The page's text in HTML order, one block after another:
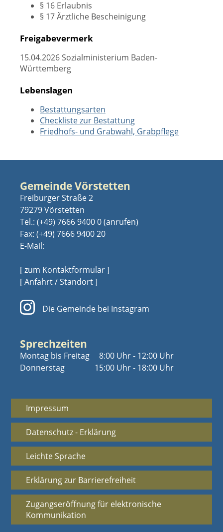
§ 16 Erlaubnis
§ 17 Ärztliche Bescheinigung
Freigabevermerk
15.04.2026 Sozialministerium Baden-
Württemberg
Lebenslagen
Bestattungsarten
Checkliste zur Bestattung
Friedhofs- und Grabwahl, Grabpflege
Gemeinde Vörstetten
Freiburger Straße 2
79279 Vörstetten
Tel.: (+49) 7666 9400 0
Fax: (+49) 7666 9400 20
E-Mail:
[ zum Kontaktformular ]
[ Anfahrt / Standort ]
Die Gemeinde bei Instagram
Sprechzeiten
Montag bis Freitag
Donnerstag
8:00 Uhr - 12:00 Uhr
15:00 Uhr - 18:00 Uhr
Impressum
Datenschutz - Erklärung
Leichte Sprache
Erklärung zur Barrierefreiheit
Zugangseröffnung für elektronische
Kommunikation